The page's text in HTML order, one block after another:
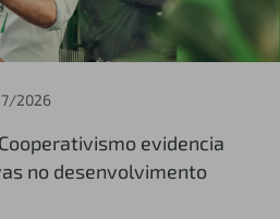
2026
evidencia
no desenvolvimento